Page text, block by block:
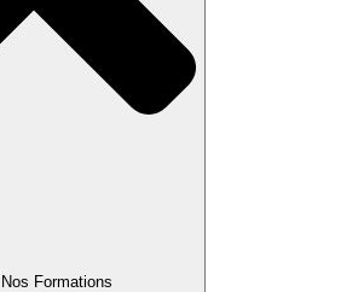
Formations